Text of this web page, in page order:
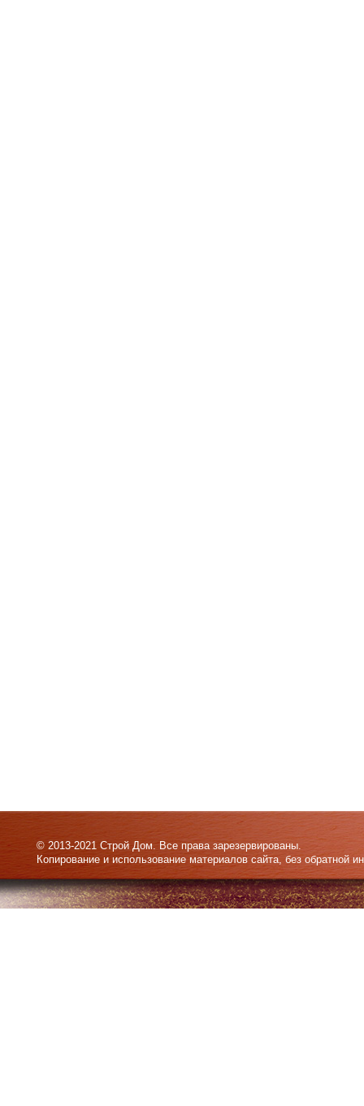
© 2013-2021 Строй Дом. Все права зарезервированы.
Копирование и использование материалов сайта, без обратной